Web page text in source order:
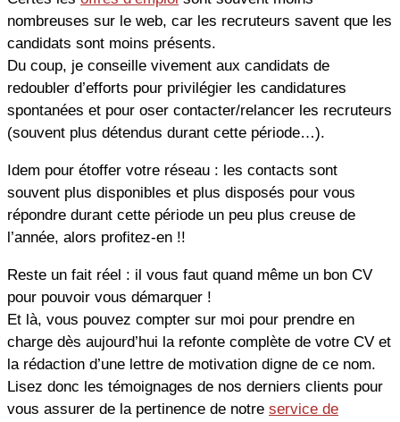
nombreuses sur le web, car les recruteurs savent que les
candidats sont moins présents.
Du coup, je conseille vivement aux candidats de
redoubler d’efforts pour privilégier les candidatures
spontanées et pour oser contacter/relancer les recruteurs
(souvent plus détendus durant cette période…).
Idem pour étoffer votre réseau : les contacts sont
souvent plus disponibles et plus disposés pour vous
répondre durant cette période un peu plus creuse de
l’année, alors profitez-en !!
Reste un fait réel : il vous faut quand même un bon CV
pour pouvoir vous démarquer !
Et là, vous pouvez compter sur moi pour prendre en
charge dès aujourd’hui la refonte complète de votre CV et
la rédaction d’une lettre de motivation digne de ce nom.
Lisez donc les témoignages de nos derniers clients pour
vous assurer de la pertinence de notre service de